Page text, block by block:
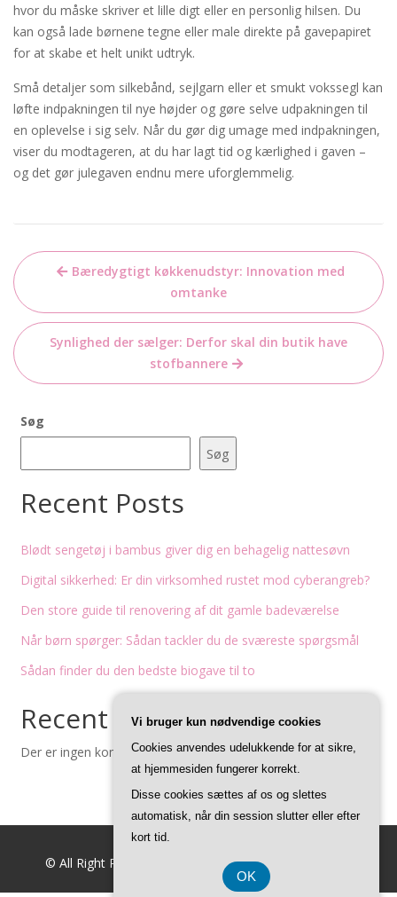
hvor du måske skriver et lille digt eller en personlig hilsen. Du
kan også lade børnene tegne eller male direkte på gavepapiret
for at skabe et helt unikt udtryk.
Små detaljer som silkebånd, sejlgarn eller et smukt vokssegl kan
løfte indpakningen til nye højder og gøre selve udpakningen til
en oplevelse i sig selv. Når du gør dig umage med indpakningen,
viser du modtageren, at du har lagt tid og kærlighed i gaven –
og det gør julegaven endnu mere uforglemmelig.
Indlægsnavigation
Bæredygtigt køkkenudstyr: Innovation med
omtanke
Synlighed der sælger: Derfor skal din butik have
stofbannere
Søg
Søg
Recent Posts
Blødt sengetøj i bambus giver dig en behagelig nattesøvn
Digital sikkerhed: Er din virksomhed rustet mod cyberangreb?
Den store guide til renovering af dit gamle badeværelse
Når børn spørger: Sådan tackler du de sværeste spørgsmål
Sådan finder du den bedste biogave til to
Recent Comments
Der er ingen kommentarer at vise.
© All Right Reserved Feminine Style by
Vi bruger kun nødvendige cookies
Cookies anvendes udelukkende for at sikre,
at hjemmesiden fungerer korrekt.
Disse cookies sættes af os og slettes
automatisk, når din session slutter eller efter
kort tid.
OK